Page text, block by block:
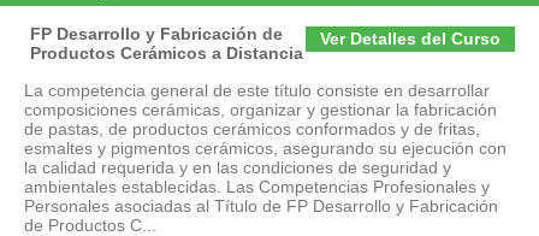
Ver Detalles del Curso
FP Desarrollo y Fabricación de
Productos Cerámicos a Distancia
La competencia general de este título consiste en desarrollar
composiciones cerámicas, organizar y gestionar la fabricación
de pastas, de productos cerámicos conformados y de fritas,
esmaltes y pigmentos cerámicos, asegurando su ejecución con
la calidad requerida y en las condiciones de seguridad y
ambientales establecidas. Las Competencias Profesionales y
Personales asociadas al Título de FP Desarrollo y Fabricación
de Productos C...